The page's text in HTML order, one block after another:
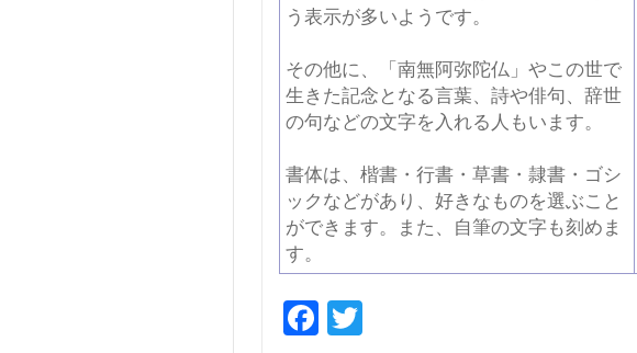
う表示が多いようです。
その他に、「南無阿弥陀仏」やこの世で
生きた記念となる言葉、詩や俳句、辞世
の句などの文字を入れる人もいます。
書体は、楷書・行書・草書・隷書・ゴシ
ックなどがあり、好きなものを選ぶこと
ができます。また、自筆の文字も刻めま
す。
Facebook